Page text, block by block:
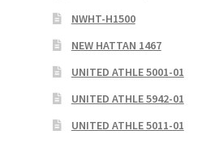
NWHT-H1500
NEW HATTAN 1467
UNITED ATHLE 5001-01
UNITED ATHLE 5942-01
UNITED ATHLE 5011-01